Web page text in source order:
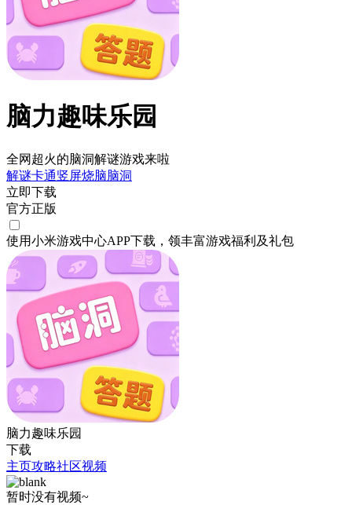
脑力趣味乐园
全网超火的脑洞解谜游戏来啦
解谜卡通竖屏烧脑脑洞
立即下载
官方正版
使用小米游戏中心APP下载 ，领丰富游戏福利 及礼包
脑力趣味乐园
下载
主页攻略社区视频
暂时没有视频~